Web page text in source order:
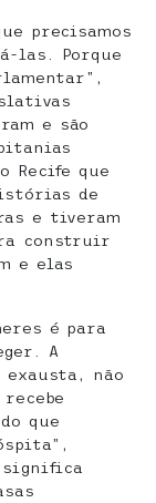
precisamos
las. Porque
e são
Recife que
de
e tiveram
construir
e elas
é para
A
não
que